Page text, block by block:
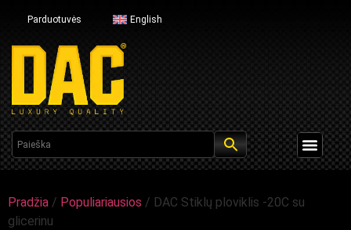
Parduotuvės English
Pradžia / Populiariausios / DAC Stiklų ploviklis -20C su
glicerinu